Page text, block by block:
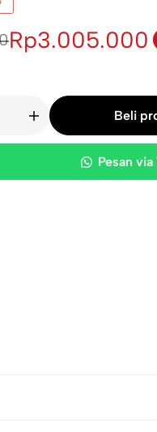
Rp3.005.000
Beli
Pesan